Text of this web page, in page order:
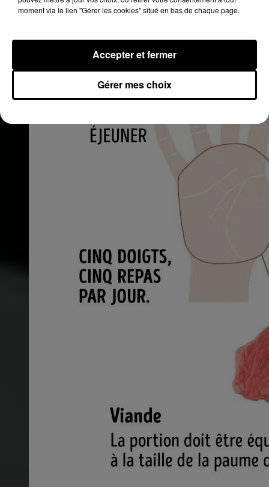
moment via le lien "Gérer les cookies" situé en bas de chaque page.
Gérer mes choix
Accepter et fermer